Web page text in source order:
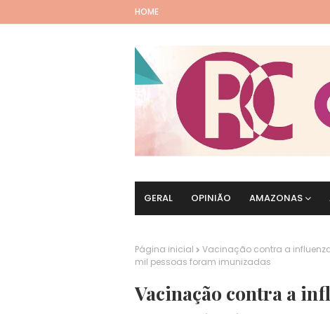
HOME
GERAL OPINIÃO AMAZONAS
Página inicial
Vacinação contra a
mil pessoas foram imunizadas
Vacinação contra a